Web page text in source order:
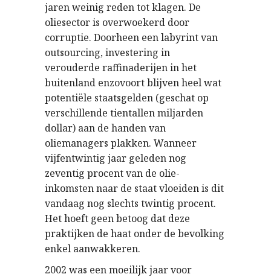
jaren weinig reden tot klagen. De
oliesector is overwoekerd door
corruptie. Doorheen een labyrint van
outsourcing, investering in
verouderde raffinaderijen in het
buitenland enzovoort blijven heel wat
potentiële staatsgelden (geschat op
verschillende tientallen miljarden
dollar) aan de handen van
oliemanagers plakken. Wanneer
vijfentwintig jaar geleden nog
zeventig procent van de olie-
inkomsten naar de staat vloeiden is dit
vandaag nog slechts twintig procent.
Het hoeft geen betoog dat deze
praktijken de haat onder de bevolking
enkel aanwakkeren.
2002 was een moeilijk jaar voor